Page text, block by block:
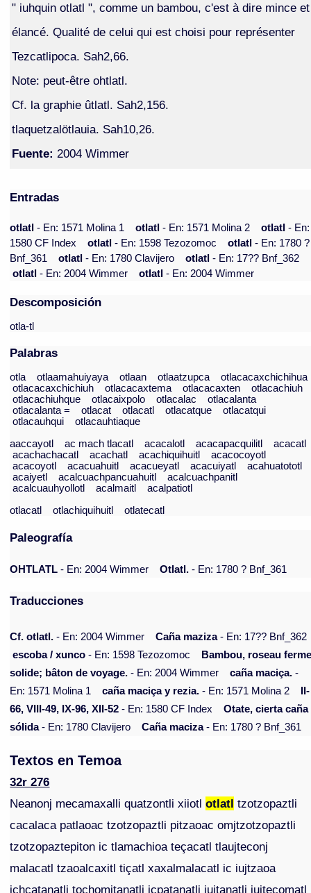
" iuhquin otlatl ", comme un bambou, c'est à dire mince et
élancé. Qualité de celui qui est choisi pour représenter
Tezcatlipoca. Sah2,66.
Note: peut-être ohtlatl.
Cf. la graphie ûtlatl. Sah2,156.
tlaquetzalötlauia. Sah10,26.
Fuente: 2004 Wimmer
Entradas
otlatl- En: 1571 Molina 1 otlatl- En: 1571 Molina 2 otlatl- En:
1580 CF Index
otlatl- En: 1598 Tezozomoc otlatl- En: 1780 ?
Bnf_361
otlatl- En: 1780 Clavijero otlatl- En: 17?? Bnf_362
otlatl- En: 2004 Wimmer otlatl- En: 2004 Wimmer
Descomposición
otla-tl
Palabras
otla otlaamahuiyaya otlaan otlaatzupca
otlacacaxchichihua
otlacacaxchichiuh
otlacacaxtema otlacacaxten
otlacachiuh
otlacachiuhque
otlacaixpolo otlacalac
otlacalanta
otlacalanta =
otlacat otlacatl otlacatque
otlacatqui
otlacauhqui
otlacauhtiaque
aaccayotl
ac mach tlacatl acacalotl acacapacquilitl
acacatl
acachachacatl
acachatl acachiquihuitl
acacocoyotl
acacoyotl
acacuahuitl acacueyatl acacuiyatl
acahuatototl
acaiyetl
acalcuachpancuahuitl
acalcuachpanitl
acalcuauhyollotl
acalmaitl
acalpatiotl
otlacatl
otlachiquihuitl otlatecatl
Paleografía
OHTLATL - En: 2004 Wimmer Otlatl. - En: 1780 ? Bnf_361
Traducciones
Cf. otlatl. - En: 2004 Wimmer Caña maziza- En: 17?? Bnf_362
escoba / xunco - En: 1598 Tezozomoc
Bambou, roseau
solide; bâton de voyage. - En: 2004 Wimmer caña maciça. -
En: 1571 Molina 1
caña maciça y rezia. - En: 1571 Molina 2
II-
66, VIII-49, IX-96, XII-52 - En: 1580 CF Index
Otate, cierta caña
sólida- En: 1780 Clavijero Caña maciza- En: 1780 ? Bnf_361
Textos en Temoa
32r 276
Neanonj mecamaxalli quatzontli xiiotlotlatl tzotzopaztli
cacalaca patlaoac tzotzopaztli pitzaoac omjtzotzopaztli
tzotzopaztepiton ic tlamachioa teçacatl tlaujteconj
malacatl tzaoalcaxitl tiçatl xaxalmalacatl ic iujtzaoa
ichcatanatli tochomjtanatli icpatanatli iujtanatlj iujtecomatl